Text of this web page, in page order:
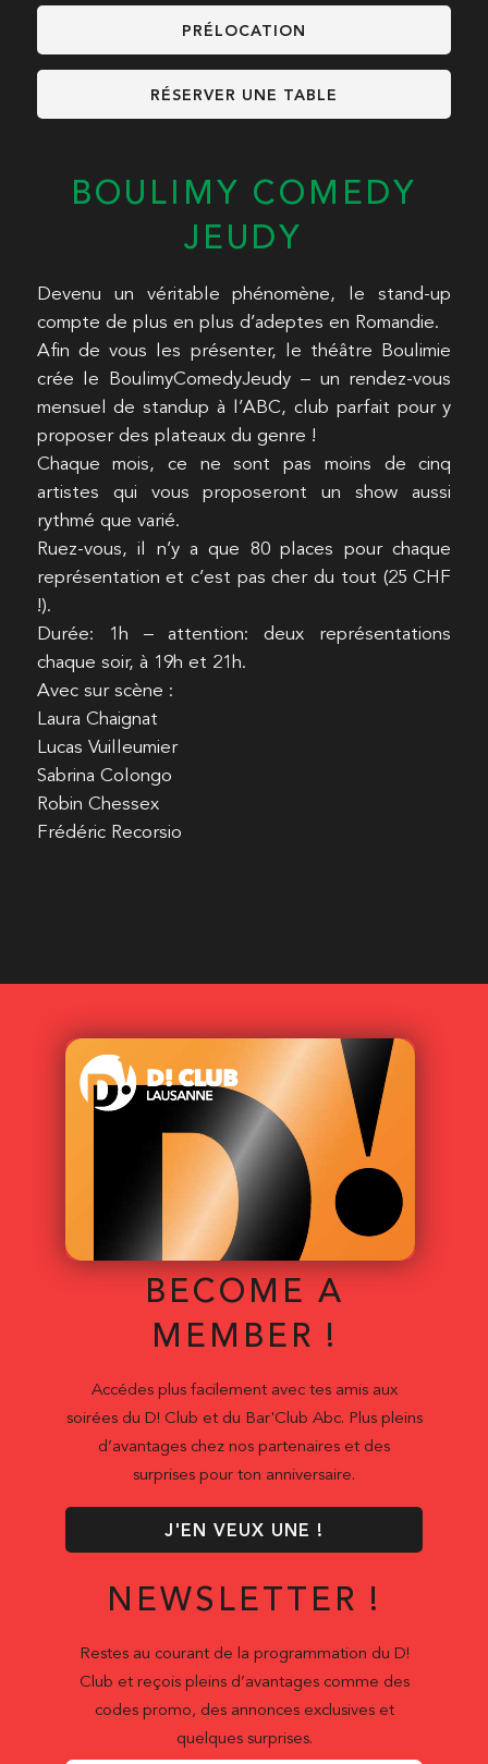
PRÉLOCATION
RÉSERVER UNE TABLE
BOULIMY COMEDY
JEUDY
Devenu un véritable phénomène, le stand-up
compte de plus en plus d’adeptes en Romandie.
Afin de vous les présenter, le théâtre Boulimie
crée le BoulimyComedyJeudy – un rendez-vous
mensuel de standup à l’ABC, club parfait pour y
proposer des plateaux du genre !
Chaque mois, ce ne sont pas moins de cinq
artistes qui vous proposeront un show aussi
rythmé que varié.
Ruez-vous, il n’y a que 80 places pour chaque
représentation et c’est pas cher du tout (25 CHF
!).
Durée: 1h – attention: deux représentations
chaque soir, à 19h et 21h.
Avec sur scène :
Laura Chaignat
Lucas Vuilleumier
Sabrina Colongo
Robin Chessex
Frédéric Recorsio
BECOME A
MEMBER !
Accédes plus facilement avec tes amis aux
soirées du D! Club et du Bar'Club Abc. Plus pleins
d’avantages chez nos partenaires et des
surprises pour ton anniversaire.
J'EN VEUX UNE !
NEWSLETTER !
Restes au courant de la programmation du D!
Club et reçois pleins d’avantages comme des
codes promo, des annonces exclusives et
quelques surprises.